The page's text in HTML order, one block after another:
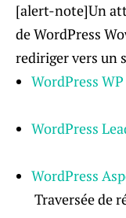
[alert-note]Un
de WordPress
rediriger vers
WordPress
WordPress
WordPress
Traversée de